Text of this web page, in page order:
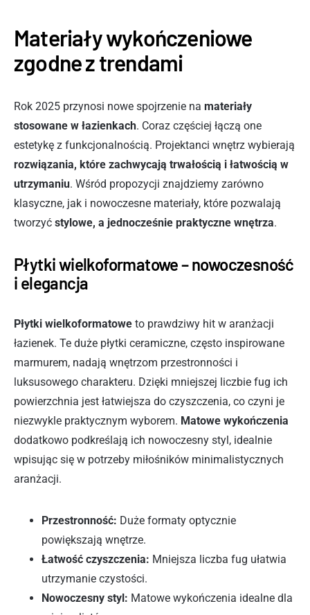
Materiały wykończeniowe
zgodne z trendami
Rok 2025 przynosi nowe spojrzenie na materiały
stosowane w łazienkach. Coraz częściej łączą one
estetykę z funkcjonalnością. Projektanci wnętrz wybierają
rozwiązania, które zachwycają trwałością i łatwością w
utrzymaniu. Wśród propozycji znajdziemy zarówno
klasyczne, jak i nowoczesne materiały, które pozwalają
tworzyć stylowe, a jednocześnie praktyczne wnętrza.
Płytki wielkoformatowe – nowoczesność
i elegancja
Płytki wielkoformatowe to prawdziwy hit w aranżacji
łazienek. Te duże płytki ceramiczne, często inspirowane
marmurem, nadają wnętrzom przestronności i
luksusowego charakteru. Dzięki mniejszej liczbie fug ich
powierzchnia jest łatwiejsza do czyszczenia, co czyni je
niezwykle praktycznym wyborem. Matowe wykończenia
dodatkowo podkreślają ich nowoczesny styl, idealnie
wpisując się w potrzeby miłośników minimalistycznych
aranżacji.
Przestronność: Duże formaty optycznie
powiększają wnętrze.
Łatwość czyszczenia: Mniejsza liczba fug ułatwia
utrzymanie czystości.
Nowoczesny styl: Matowe wykończenia idealne dla